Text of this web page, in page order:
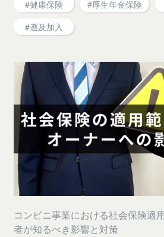
#健康保険 #厚生年金保険
#遡及加入
コンビニ事業における社会保険適
者が知るべき影響と対策